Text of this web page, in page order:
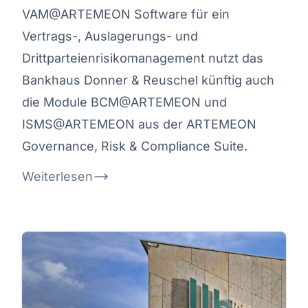
VAM@ARTEMEON Software für ein
Vertrags-, Auslagerungs- und
Drittparteienrisikomanagement nutzt das
Bankhaus Donner & Reuschel künftig auch
die Module BCM@ARTEMEON und
ISMS@ARTEMEON aus der ARTEMEON
Governance, Risk & Compliance Suite.
Weiterlesen